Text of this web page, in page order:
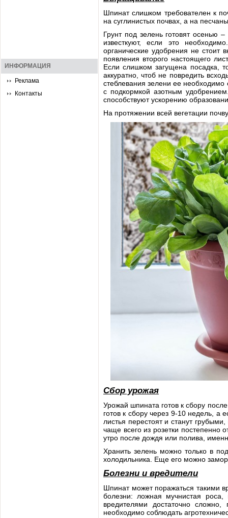
ИНФОРМАЦИЯ
Реклама
Контакты
Шпинат слишком требователен к
на суглинистых почвах, а на
Грунт под зелень готовят
известкуют, если это
органические удобрения не стоит
появления второго настоящего
Если слишком загущена посадка,
аккуратно, чтоб не повредить
стеблевания зелени ее
с подкормкой азотным
способствуют ускорению
На протяжении всей вегетации
Сбор урожая
Урожай шпината готов к сбору
готов к сбору через 9-10 недель, а
листья перестоят и станут
чаще всего из розетки постепенно
утро после дождя или полива,
Хранить зелень можно только в
холодильника. Еще его можно
Болезни и вредители
Шпинат может поражаться такими
болезни: ложная мучнистая
вредителями достаточно
необходимо соблюдать